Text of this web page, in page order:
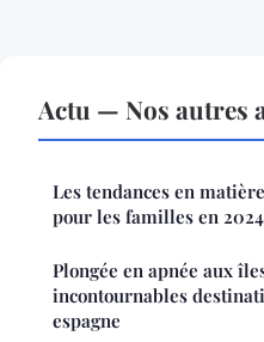
Actu — Nos autres
Les tendances en
pour les familles en 2024
Plongée en apnée aux
incontournables
espagne